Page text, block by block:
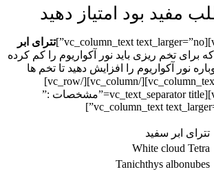
مفید بود امتیاز دهید
تترای ابر
برای تخم ریزی باید نور آکواریوم را کم کرده
نور آکواریوم را افزایش دهید تا تخم ها
[/vc_column_text][/vc_column][/vc_row]
[vc_row][vc_column][vc_text_separator title=”مشخصات :”
تترای ابر سفید
White cloud Tetra
Tanichthys albonubes